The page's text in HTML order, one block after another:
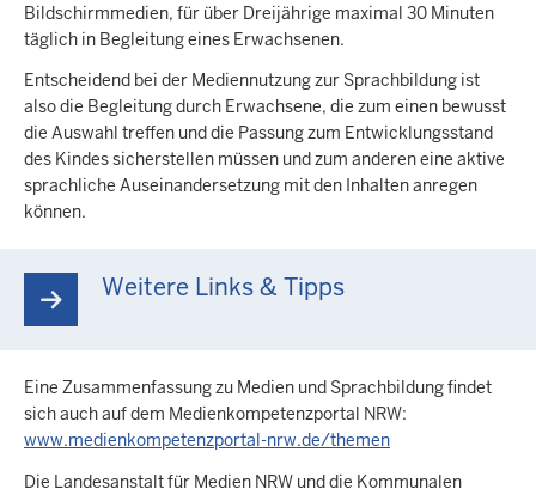
Bildschirmmedien, für über Dreijährige maximal 30 Minuten
täglich in Begleitung eines Erwachsenen.
Entscheidend bei der Mediennutzung zur Sprachbildung ist
also die Begleitung durch Erwachsene, die zum einen bewusst
die Auswahl treffen und die Passung zum Entwicklungsstand
des Kindes sicherstellen müssen und zum anderen eine aktive
sprachliche Auseinandersetzung mit den Inhalten anregen
können.
Weitere Links & Tipps
Eine Zusammenfassung zu Medien und Sprachbildung findet
sich auch auf dem Medienkompetenzportal NRW:
www.medienkompetenzportal-nrw.de/themen
Die Landesanstalt für Medien NRW und die Kommunalen